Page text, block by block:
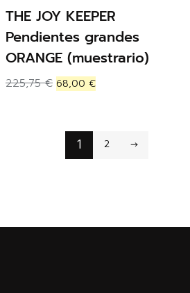
THE JOY KEEPER
Pendientes grandes
ORANGE (muestrario)
225,75€ 68,00 €
1 2 →